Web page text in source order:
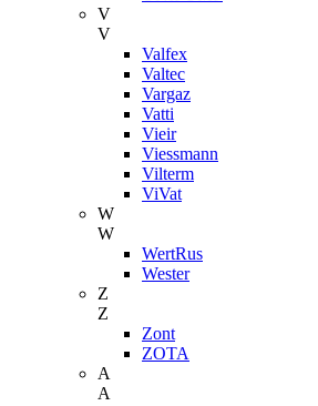
V
V
Valfex
Valtec
Vargaz
Vatti
Vieir
Viessmann
Vilterm
ViVat
W
W
WertRus
Wester
Z
Z
Zont
ZOTA
А
А